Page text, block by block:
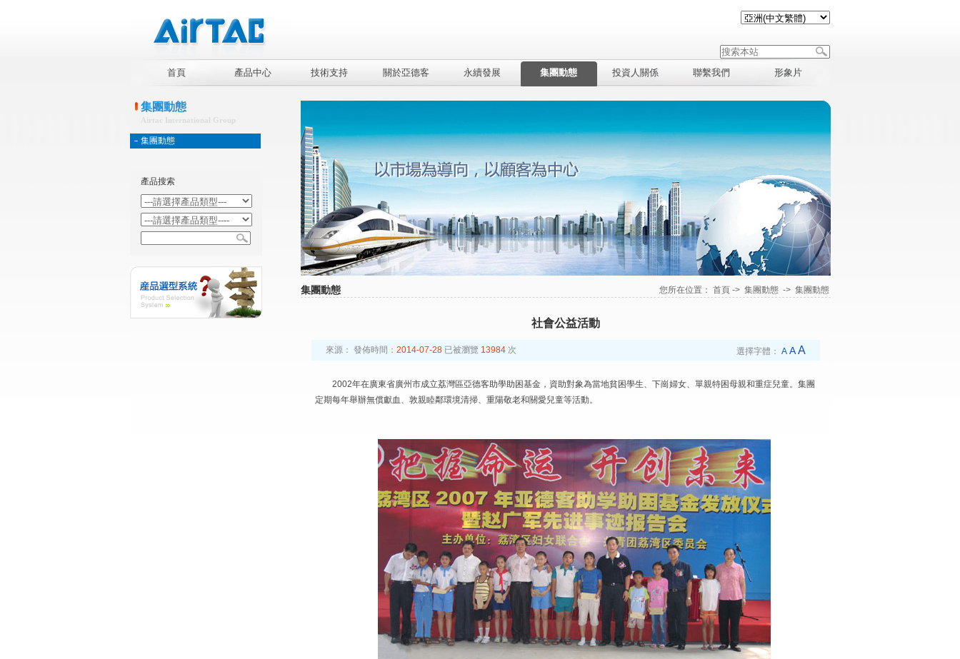
首頁 產品中心 技術支持 關於亞德客 永續發展 集團動態 投資人關係 聯繫我們 形象片
集團動態
Airtac International Group
集團動態
產品搜索
集團動態 您所在位置： 首頁-> 集團動態-> 集團動態
社會公益活動
來源： 發佈時間： 2014-07-28已被瀏覽 13984次 選擇字體： AAA
2002年在廣東省廣州市成立荔灣區亞德客助學助困基金，資助對象為當地貧困學生、下崗婦女、單親特困母親和重症兒童。集團
定期每年舉辦無償獻血、敦親睦鄰環境清掃、重陽敬老和關愛兒童等活動。